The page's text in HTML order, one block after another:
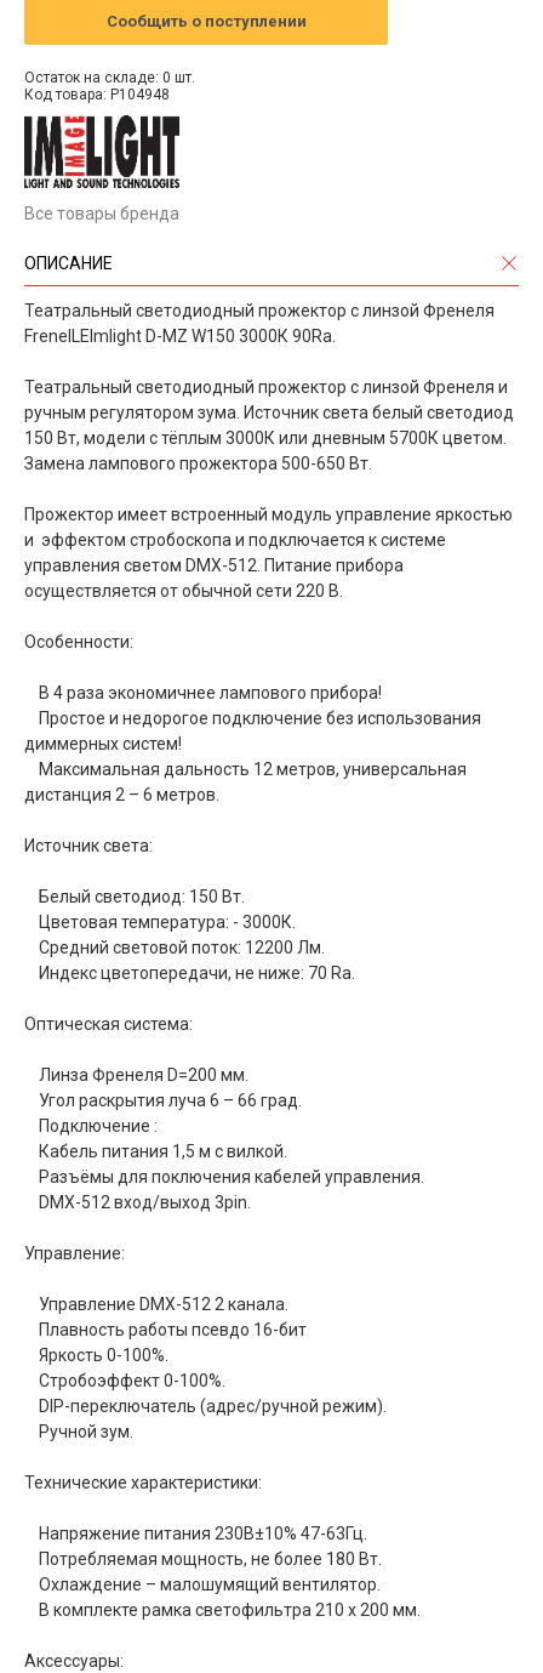
Сообщить о поступлении
Остаток на складе: 0 шт.
Код товара: P104948
Все товары бренда
ОПИСАНИЕ
Театральный светодиодный прожектор с линзой Френеля
FrenelLEImlight D-MZ W150 3000К 90Ra.
Театральный светодиодный прожектор с линзой Френеля и
ручным регулятором зума. Источник света белый светодиод
150 Вт, модели с тёплым 3000К или дневным 5700К цветом.
Замена лампового прожектора 500-650 Вт.
Прожектор имеет встроенный модуль управление яркостью
и эффектом стробоскопа и подключается к системе
управления светом DMX-512. Питание прибора
осуществляется от обычной сети 220 В.
Особенности:
В 4 раза экономичнее лампового прибора!
Простое и недорогое подключение без использования
диммерных систем!
Максимальная дальность 12 метров, универсальная
дистанция 2 – 6 метров.
Источник света:
Белый светодиод: 150 Вт.
Цветовая температура: - 3000К.
Средний световой поток: 12200 Лм.
Индекс цветопередачи, не ниже: 70 Ra.
Оптическая система:
Линза Френеля D=200 мм.
Угол раскрытия луча 6 – 66 град.
Подключение :
Кабель питания 1,5 м с вилкой.
Разъёмы для поключения кабелей управления.
DMX-512 вход/выход 3pin.
Управление:
Управление DMX-512 2 канала.
Плавность работы псевдо 16-бит
Яркость 0-100%.
Стробоэффект 0-100%.
DIP-переключатель (адрес/ручной режим).
Ручной зум.
Технические характеристики:
Напряжение питания 230В±10% 47-63Гц.
Потребляемая мощность, не более 180 Вт.
Охлаждение – малошумящий вентилятор.
В комплекте рамка светофильтра 210 х 200 мм.
Аксессуары: